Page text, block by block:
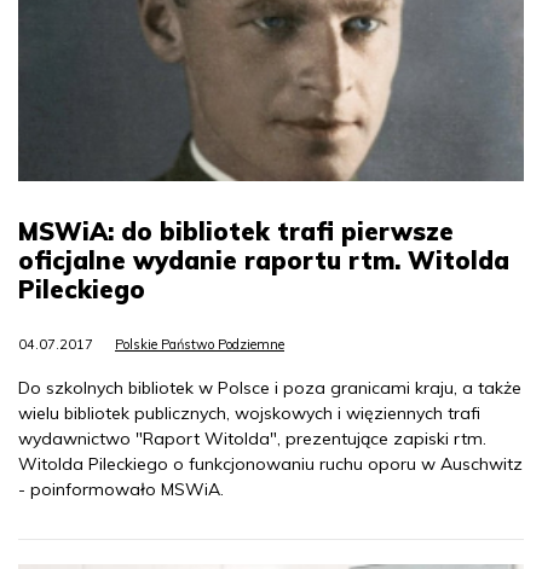
MSWiA: do bibliotek trafi pierwsze
oficjalne wydanie raportu rtm. Witolda
Pileckiego
04.07.2017 Polskie Państwo Podziemne
Do szkolnych bibliotek w Polsce i poza granicami kraju, a także
wielu bibliotek publicznych, wojskowych i więziennych trafi
wydawnictwo "Raport Witolda", prezentujące zapiski rtm.
Witolda Pileckiego o funkcjonowaniu ruchu oporu w Auschwitz
- poinformowało MSWiA.